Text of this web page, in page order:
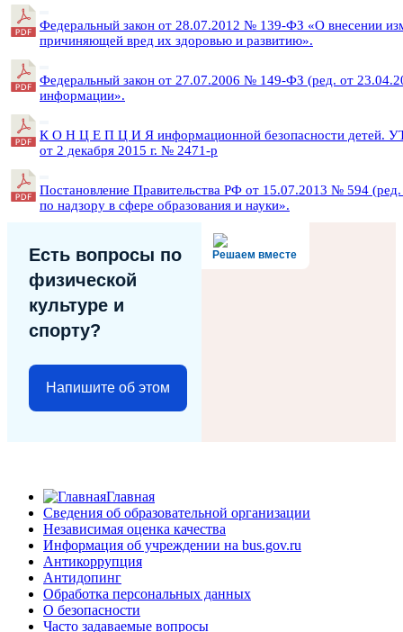
Федеральный закон от 28.07.2012 № 139-ФЗ «О внесении
причиняющей вред их здоровью и развитию».
Федеральный закон от 27.07.2006 № 149-ФЗ (ред. от
информации».
К О Н Ц Е П Ц И Я информационной безопасности детей.
от 2 декабря 2015 г. № 2471-р
Постановление Правительства РФ от 15.07.2013 № 594
по надзору в сфере образования и науки».
Решаем вместе
Есть вопросы по
физической
культуре и
спорту?
Напишите об этом
Главная
Сведения об образовательной организации
Независимая оценка качества
Информация об учреждении на bus.gov.ru
Антикоррупция
Антидопинг
Обработка персональных данных
О безопасности
Часто задаваемые вопросы